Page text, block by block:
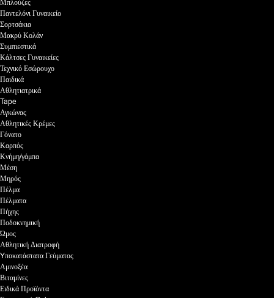
Μπλούζες
Παντελόνι Γυναικείο
Σορτσάκια
Μακρύ Κολάν
Συμπιεστικά
Κάλτσες Γυναικείες
Τεχνικό Εσώρουχο
Παιδικά
Αθλητιατρικά
Tape
Αγκώνας
Αθλητικές Κρέμες
Γόνατο
Καρπός
Κνήμη/γάμπα
Μέση
Μηρός
Πέλμα
Πέλματα
Πήχης
Ποδοκνημική
Ώμος
Αθλητική Διατροφή
Yποκατάστατα Γεύματος
Αμινοξέα
Βιταμίνες
Ειδικά Προϊόντα